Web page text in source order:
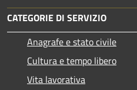
CATEGORIE DI SERVIZIO
Anagrafe e stato civile
Cultura e tempo libero
Vita lavorativa